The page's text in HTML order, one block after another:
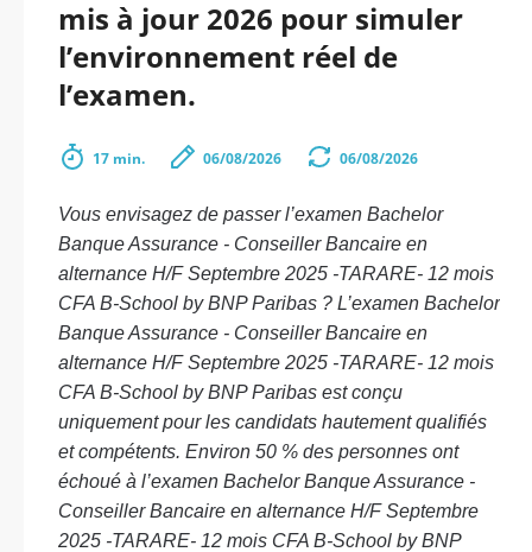
mis à jour 2026 pour simuler
l’environnement réel de
l’examen.
17 min. 06/08/2026 06/08/2026
Vous envisagez de passer l’examen Bachelor
Banque Assurance - Conseiller Bancaire en
alternance H/F Septembre 2025 -TARARE- 12 mois
CFA B-School by BNP Paribas ? L’examen Bachelor
Banque Assurance - Conseiller Bancaire en
alternance H/F Septembre 2025 -TARARE- 12 mois
CFA B-School by BNP Paribas est conçu
uniquement pour les candidats hautement qualifiés
et compétents. Environ 50 % des personnes ont
échoué à l’examen Bachelor Banque Assurance -
Conseiller Bancaire en alternance H/F Septembre
2025 -TARARE- 12 mois CFA B-School by BNP